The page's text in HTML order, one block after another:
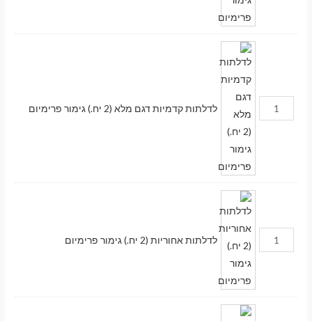
לדלתות קדמיות דגם מלא (2 יח.) גימור פרימיום
לדלתות אחוריות (2 יח.) גימור פרימיום